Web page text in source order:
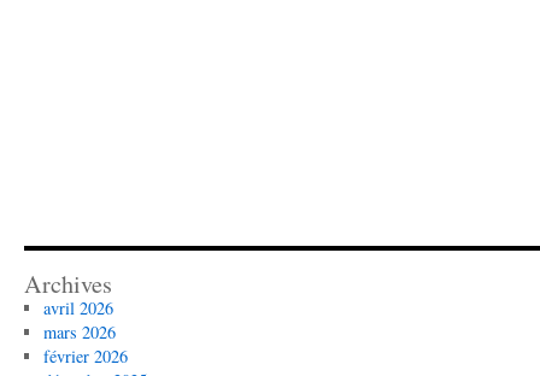
Archives
avril 2026
mars 2026
février 2026